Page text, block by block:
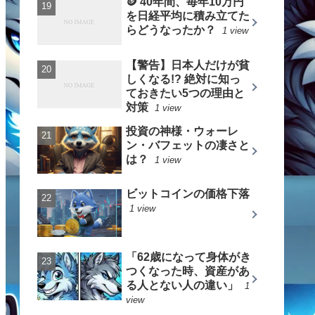
を日経平均に積み立てた
らどうなったか？
1 view
【警告】日本人だけが貧
しくなる!? 絶対に知っ
ておきたい5つの理由と
対策
1 view
投資の神様・ウォーレ
ン・バフェットの凄さと
は？
1 view
ビットコインの価格下落
1 view
「62歳になって身体がき
つくなった時、資産があ
る人とない人の違い」
1
view